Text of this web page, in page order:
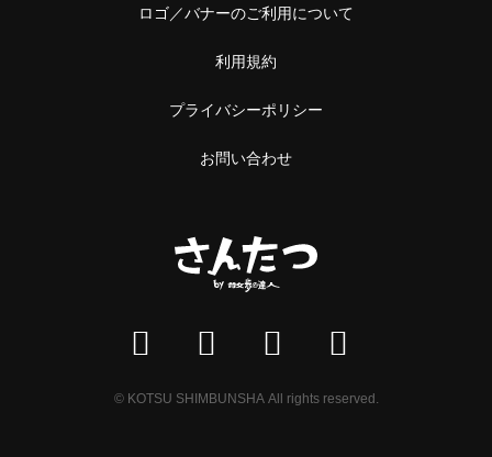
ロゴ／バナーのご利用について
利用規約
プライバシーポリシー
お問い合わせ
© KOTSU SHIMBUNSHA All rights reserved.